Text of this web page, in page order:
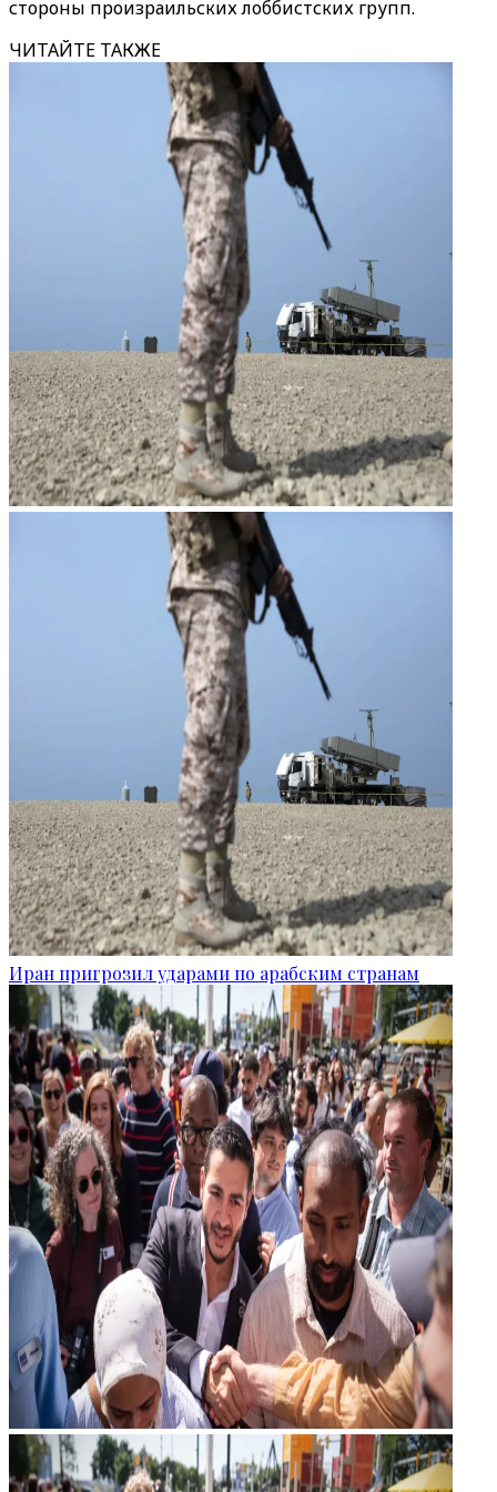
стороны произраильских лоббистских групп.
ЧИТАЙТЕ ТАКЖЕ
Иран пригрозил ударами по арабским странам